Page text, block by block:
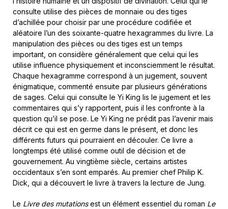
consulte utilise des pièces de monnaie ou des tiges
d’achillée pour choisir par une procédure codifiée et
aléatoire l’un des soixante-quatre hexagrammes du livre. La
manipulation des pièces ou des tiges est un temps
important, on considère généralement que celui qui les
utilise influence physiquement et inconsciemment le résultat.
Chaque hexagramme correspond à un jugement, souvent
énigmatique, commenté ensuite par plusieurs générations
de sages. Celui qui consulte le Yi King lis le jugement et les
commentaires qui s’y rapportent, puis il les confronte à la
question qu’il se pose. Le Yi King ne prédit pas l’avenir mais
décrit ce qui est en germe dans le présent, et donc les
différents futurs qui pourraient en découler. Ce livre a
longtemps été utilisé comme outil de décision et de
gouvernement. Au vingtième siècle, certains artistes
occidentaux s’en sont emparés. Au premier chef Philip K.
Dick, qui a découvert le livre à travers la lecture de Jung.
Le Livre des mutationsest un élément essentiel du roman Le